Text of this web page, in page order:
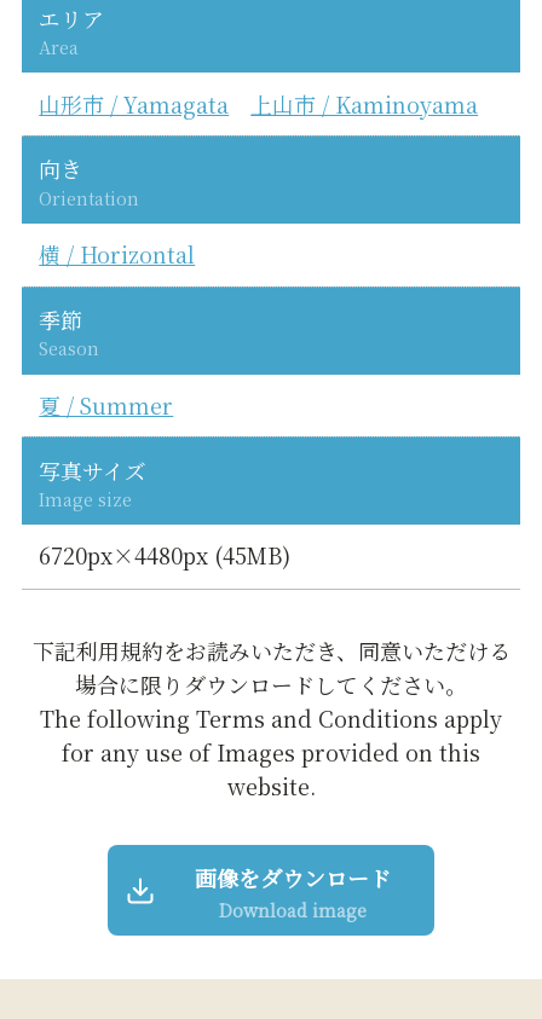
エリア
Area
山形市 / Yamagata 上山市 / Kaminoyama
向き
Orientation
横 / Horizontal
季節
Season
夏 / Summer
写真サイズ
Image size
6720px×4480px (45MB)
下記利用規約をお読みいただき、同意いただける
場合に限りダウンロードしてください。
The following Terms and Conditions apply
for any use of Images provided on this
website.
画像をダウンロード
Download image